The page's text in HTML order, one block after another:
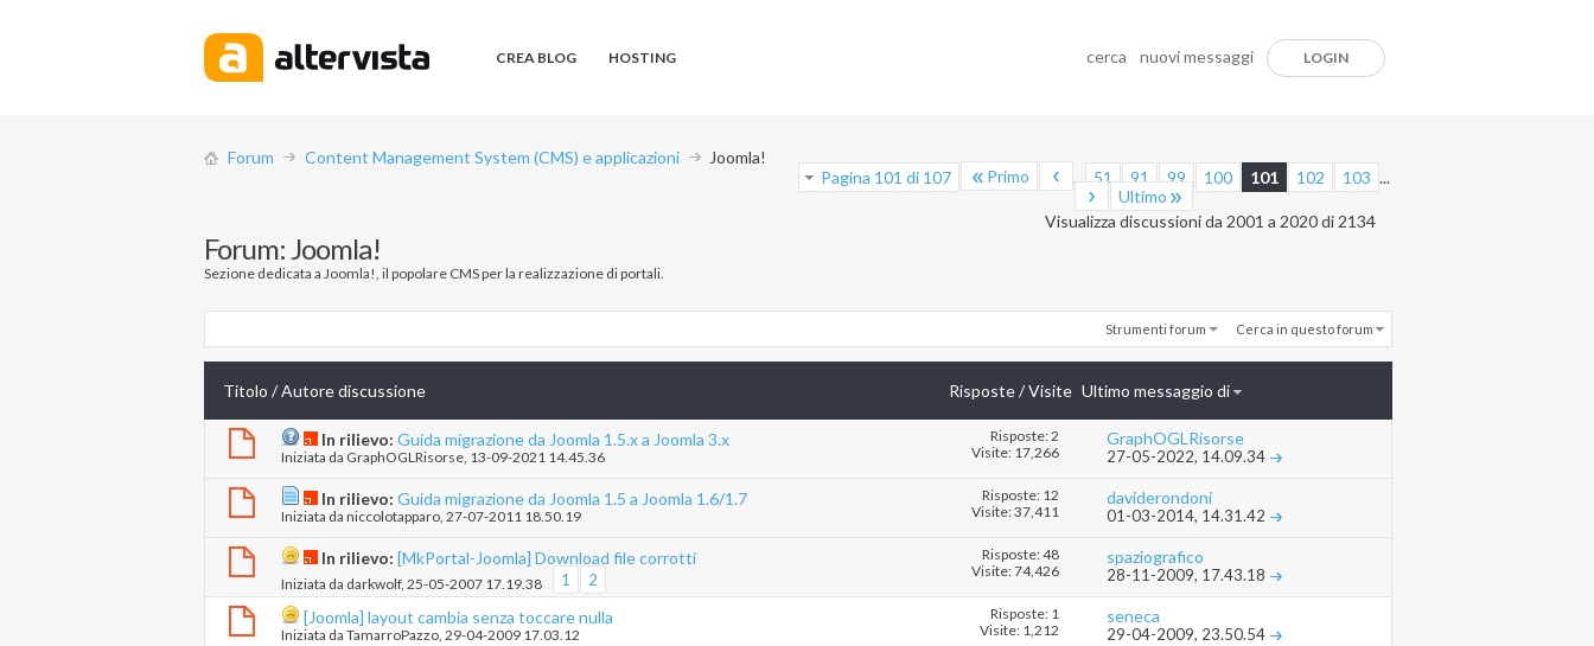
CREA BLOG HOSTING cerca nuovi messaggi LOGIN
Forum Content Management System (CMS) e applicazioni
Joomla!
Pagina 101 di 107
Primo ... 51 91 99 100 101 102 103 ...
Ultimo
Visualizza discussioni da 2001 a 2020 di 2134
Forum: Joomla!
Sezione dedicata a Joomla!, il popolare CMS per la realizzazione di portali.
Strumenti forum Cerca in questo forum
Titolo /Autore discussione Risposte/Visite Ultimo messaggio di
In rilievo: Guida migrazione da Joomla 1.5.x a Joomla 3.x
Iniziata da GraphOGLRisorse‎, 13-09-2021 14.45.36
Risposte: 2
Visite: 17,266
GraphOGLRisorse
27-05-2022, 14.09.34
In rilievo: Guida migrazione da Joomla 1.5 a Joomla 1.6/1.7
Iniziata da niccolotapparo‎, 27-07-2011 18.50.19
Risposte: 12
Visite: 37,411
daviderondoni
01-03-2014, 14.31.42
In rilievo: [MkPortal-Joomla] Download file corrotti
Iniziata da darkwolf‎, 25-05-2007 17.19.38 1 2
Risposte: 48
Visite: 74,426
spaziografico
28-11-2009, 17.43.18
[Joomla] layout cambia senza toccare nulla
Iniziata da TamarroPazzo‎, 29-04-2009 17.03.12
Risposte: 1
Visite: 1,212
seneca
29-04-2009, 23.50.54